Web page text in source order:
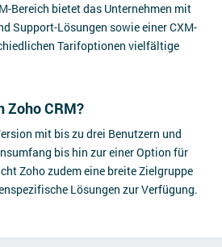
Bereich bietet das Unternehmen mit
Support-Lösungen sowie einer CXM-
Tarifoptionen vielfältige
Zoho CRM?
mit bis zu drei Benutzern und
bis hin zur einer Option für
Zoho zudem eine breite Zielgruppe
Lösungen zur Verfügung.